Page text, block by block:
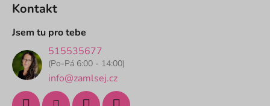
Kontakt
Jsem tu pro tebe
515535677
(Po-Pá 6:00 - 14:00)
info@zamlsej.cz